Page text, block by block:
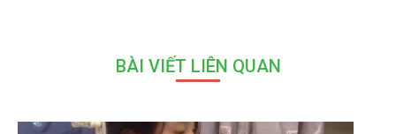
BÀI VIẾT LIÊN QUAN